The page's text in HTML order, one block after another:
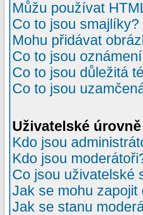
Můžu používat
Co to jsou smajlíky?
Mohu přidávat
Co to jsou
Co to jsou důležitá
Co to jsou
Uživatelské
Kdo jsou
Kdo jsou
Co jsou uživatelské
Jak se mohu
Jak se stanu